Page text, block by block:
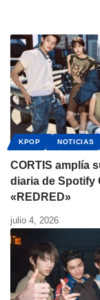
KPOP NOTICIAS
CORTIS amplía
diaria de Spotify
«REDRED»
julio 4, 2026